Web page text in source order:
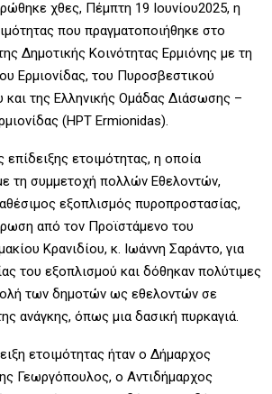
χθες, Πέμπτη 19 Ιουνίου2025, η
που πραγματοποιήθηκε στο
Δημοτικής Κοινότητας Ερμιόνης με τη
Ερμιονίδας, του Πυροσβεστικού
και της Ελληνικής Ομάδας Διάσωσης –
(ΗΡΤ Ermionidas).
επίδειξης ετοιμότητας, η οποία
τη συμμετοχή πολλών Εθελοντών,
εξοπλισμός πυροπροστασίας,
από τον Προϊστάμενο του
Κρανιδίου, κ. Ιωάννη Σαράντο, για
του εξοπλισμού και δόθηκαν πολύτιμες
των δημοτών ως εθελοντών σε
ανάγκης, όπως μια δασική πυρκαγιά.
ετοιμότητας ήταν ο Δήμαρχος
Γεωργόπουλος, ο Αντιδήμαρχος